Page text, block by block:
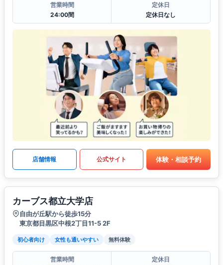
営業時間
24:00間
定休日
定休日なし
店舗情報 公式サイト 体験・相談予約
カーブス都立大学店
自由が丘駅から徒歩15分
東京都目黒区中根2丁目11-5 2F
初心者向け 女性も通いやすい 無料体験
営業時間
定休日